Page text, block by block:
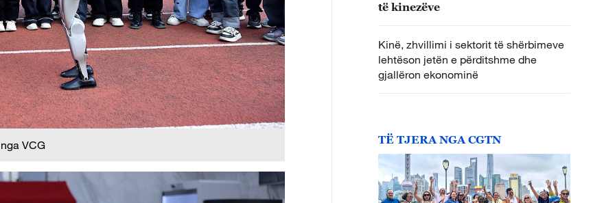
VCG
të kinezëve
Kinë, zhvillimi i sektorit të shërbimeve
lehtëson jetën e përditshme dhe
gjallëron ekonominë
TË TJERA NGA CGTN